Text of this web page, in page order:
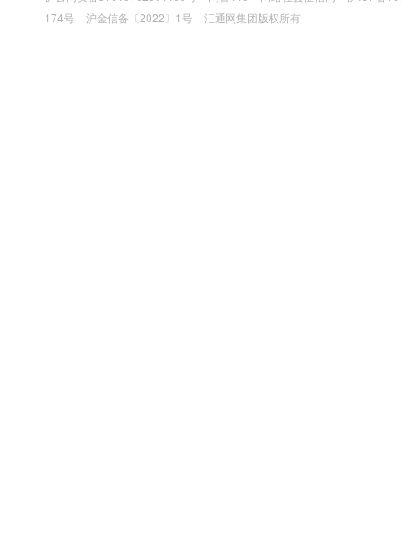
174号
沪金信备〔2022〕1号 汇通网集团版权所有